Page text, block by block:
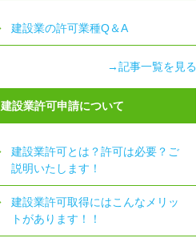
建設業の許可業種Q＆A
→記事一覧を見る
建設業許可申請について
建設業許可とは？許可は必要？ご
説明いたします！
建設業許可取得にはこんなメリッ
トがあります！！